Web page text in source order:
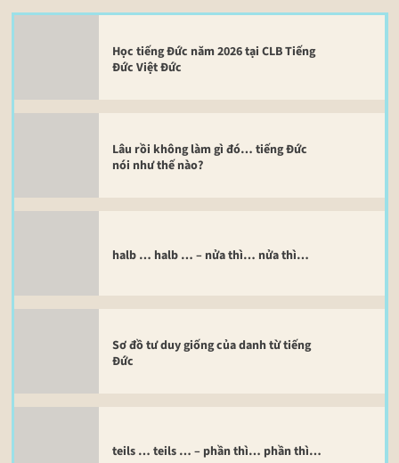
Học tiếng Đức năm 2026 tại CLB Tiếng
Đức Việt Đức
Lâu rồi không làm gì đó… tiếng Đức
nói như thế nào?
halb … halb … – nửa thì… nửa thì…
Sơ đồ tư duy giống của danh từ tiếng
Đức
teils … teils … – phần thì… phần thì…